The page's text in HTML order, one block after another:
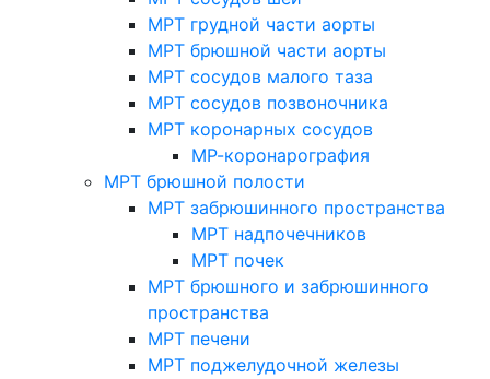
МРТ грудной части аорты
МРТ брюшной части аорты
МРТ сосудов малого таза
МРТ сосудов позвоночника
МРТ коронарных сосудов
МР-коронарография
МРТ брюшной полости
МРТ забрюшинного пространства
МРТ надпочечников
МРТ почек
МРТ брюшного и забрюшинного
пространства
МРТ печени
МРТ поджелудочной железы